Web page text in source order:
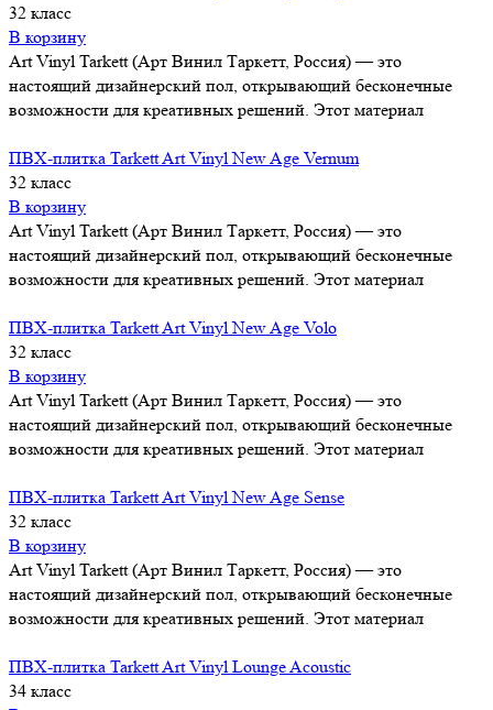
32 класс
В корзину
Art Vinyl Tarkett (Арт Винил Таркетт, Россия) — это
настоящий дизайнерский пол, открывающий бесконечные
возможности для креативных решений. Этот материал
ПВХ-плитка Tarkett Art Vinyl New Age Vernum
32 класс
В корзину
Art Vinyl Tarkett (Арт Винил Таркетт, Россия) — это
настоящий дизайнерский пол, открывающий бесконечные
возможности для креативных решений. Этот материал
ПВХ-плитка Tarkett Art Vinyl New Age Volo
32 класс
В корзину
Art Vinyl Tarkett (Арт Винил Таркетт, Россия) — это
настоящий дизайнерский пол, открывающий бесконечные
возможности для креативных решений. Этот материал
ПВХ-плитка Tarkett Art Vinyl New Age Sense
32 класс
В корзину
Art Vinyl Tarkett (Арт Винил Таркетт, Россия) — это
настоящий дизайнерский пол, открывающий бесконечные
возможности для креативных решений. Этот материал
ПВХ-плитка Tarkett Art Vinyl Lounge Acoustic
34 класс